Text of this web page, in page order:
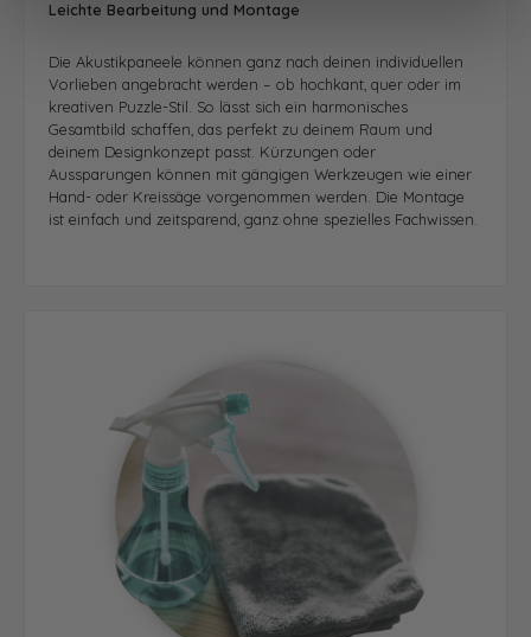
Leichte Bearbeitung und Montage
Die Akustikpaneele können ganz nach deinen individuellen
Vorlieben angebracht werden – ob hochkant, quer oder im
kreativen Puzzle-Stil. So lässt sich ein harmonisches
Gesamtbild schaffen, das perfekt zu deinem Raum und
deinem Designkonzept passt. Kürzungen oder
Aussparungen können mit gängigen Werkzeugen wie einer
Hand- oder Kreissäge vorgenommen werden. Die Montage
ist einfach und zeitsparend, ganz ohne spezielles Fachwissen.